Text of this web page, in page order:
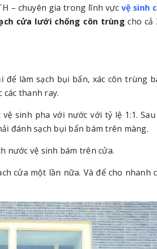
– chuyên gia trong lĩnh vựcvệ sinh
cửa lưới chống côn trùng cho cả
để làm sạch bụi bẩn, xác côn trùng
các thanh ray.
sinh pha với nước với tỷ lệ 1:1.
đánh sạch bụi bẩn bám trên màng.
nước vệ sinh bám trên cửa.
cửa một lần nữa. Và để cho nhanh